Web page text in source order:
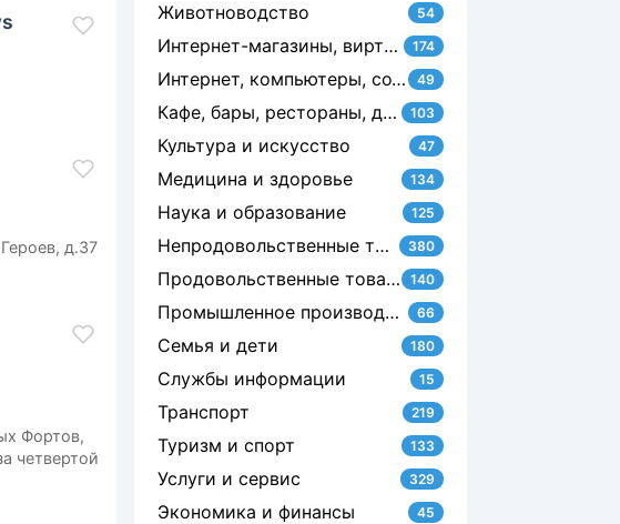
д.37
Фортов,
четвертой
Животноводство 54
Интернет-магазины, виртуальные услуги, сайтостроение 174
Интернет, компьютеры, сотовая связь 49
Кафе, бары, рестораны, доставка и изготовление блюд на заказ 103
Культура и искусство 47
Медицина и здоровье 134
Наука и образование 125
Непродовольственные товары 380
Продовольственные товары 140
Промышленное производство 66
Семья и дети 180
Службы информации 15
Транспорт 219
Туризм и спорт 133
Услуги и сервис 329
Экономика и финансы 45